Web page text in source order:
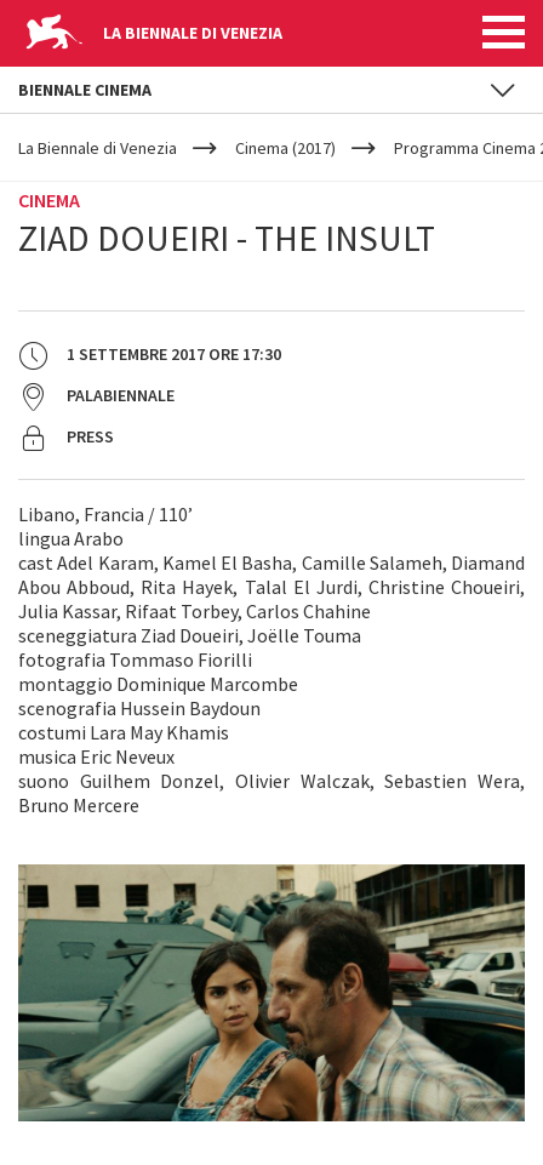
LA BIENNALE DI VENEZIA
YOUR
ARE
La Biennale di Venezia Cinema (2017) Programma
CINEMA
ZIAD DOUEIRI - THE INSULT
1 SETTEMBRE 2017 ORE 17:30
PALABIENNALE
PRESS
Libano, Francia / 110’
lingua Arabo
cast Adel Karam, Kamel El Basha, Camille Salameh, Diamand
Abou Abboud, Rita Hayek, Talal El Jurdi, Christine Choueiri,
Julia Kassar, Rifaat Torbey, Carlos Chahine
sceneggiatura Ziad Doueiri, Joëlle Touma
fotografia Tommaso Fiorilli
montaggio Dominique Marcombe
scenografia Hussein Baydoun
costumi Lara May Khamis
musica Eric Neveux
suono Guilhem Donzel, Olivier Walczak, Sebastien Wera,
Bruno Mercere
BIENNALE CINEMA